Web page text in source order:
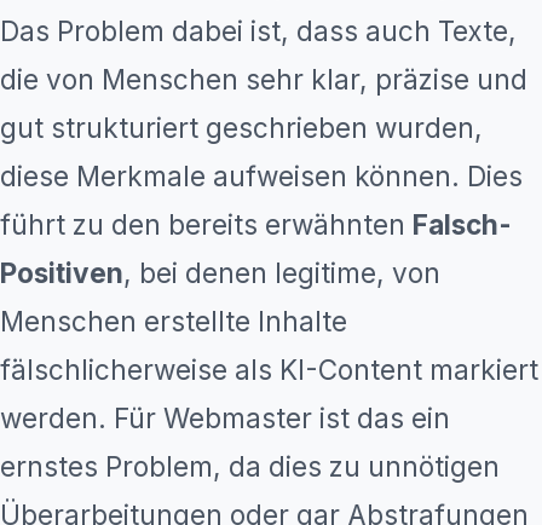
Das Problem dabei ist, dass auch Texte,
die von Menschen sehr klar, präzise und
gut strukturiert geschrieben wurden,
diese Merkmale aufweisen können. Dies
führt zu den bereits erwähnten Falsch-
Positiven, bei denen legitime, von
Menschen erstellte Inhalte
fälschlicherweise als KI-Content markiert
werden. Für Webmaster ist das ein
ernstes Problem, da dies zu unnötigen
Überarbeitungen oder gar Abstrafungen